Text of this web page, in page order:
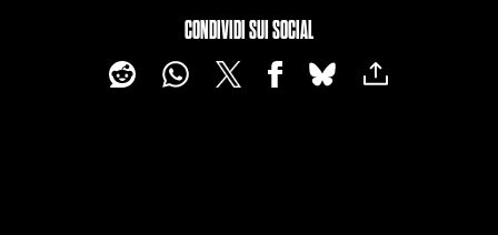
CONDIVIDI SUI SOCIAL